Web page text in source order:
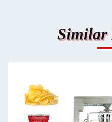
Similar